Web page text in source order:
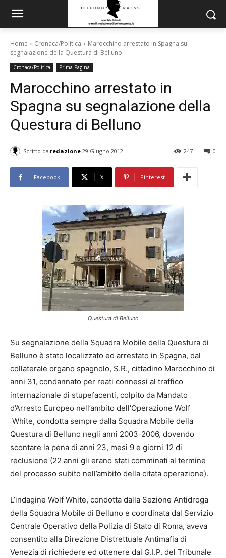
Home Cronaca/Politica
Marocchino arrestato in Spagna su
segnalazione della Questura di Belluno
Cronaca/Politica Prima Pagina
Marocchino arrestato in
Spagna su segnalazione della
Questura di Belluno
Scritto da redazione 29 Giugno 2012 0
247
Facebook X Pinterest
Questura di Belluno
Su segnalazione della Squadra Mobile della Questura di
Belluno è stato localizzato ed arrestato in Spagna, dal
collaterale organo spagnolo, S.R., cittadino Marocchino di
anni 31, condannato per reati connessi al traffico
internazionale di stupefacenti, colpito da Mandato
d’Arresto Europeo nell’ambito dell’Operazione Wolf
White, condotta sempre dalla Squadra Mobile della
Questura di Belluno negli anni 2003-2006, dovendo
scontare la pena di anni 23, mesi 9 e giorni 12 di
reclusione (22 anni gli erano stati comminati al termine
del processo subito nell’ambito della citata operazione).
L’indagine Wolf White, condotta dalla Sezione Antidroga
della Squadra Mobile di Belluno e coordinata dal Servizio
Centrale Operativo della Polizia di Stato di Roma, aveva
consentito alla Direzione Distrettuale Antimafia di
Venezia di richiedere ed ottenere dal G.I.P. del Tribunale